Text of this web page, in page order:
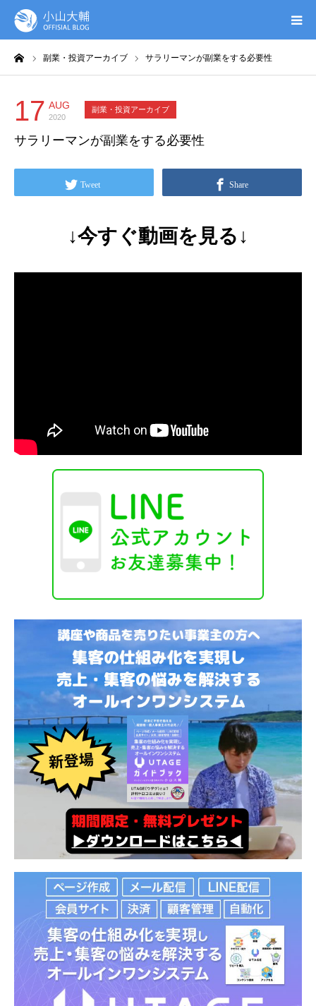
副業・投資アーカイブ サラリーマンが副業をする必要性
17 AUG
2020
副業・投資アーカイブ
サラリーマンが副業をする必要性
Tweet Share
↓今すぐ動画を見る↓
UTAGE(ウタゲ)
お申し込み特典
ウタゲシステムラボ
無料ガイドブック